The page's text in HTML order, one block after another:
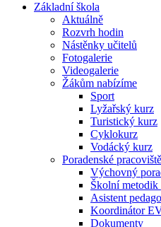
Základní škola
Aktuálně
Rozvrh hodin
Nástěnky učitelů
Fotogalerie
Videogalerie
Žákům nabízíme
Sport
Lyžařský kurz
Turistický kurz
Cyklokurz
Vodácký kurz
Poradenské pracoviště
Výchovný
Školní metodik
Asistent
Koordinátor
Dokumenty